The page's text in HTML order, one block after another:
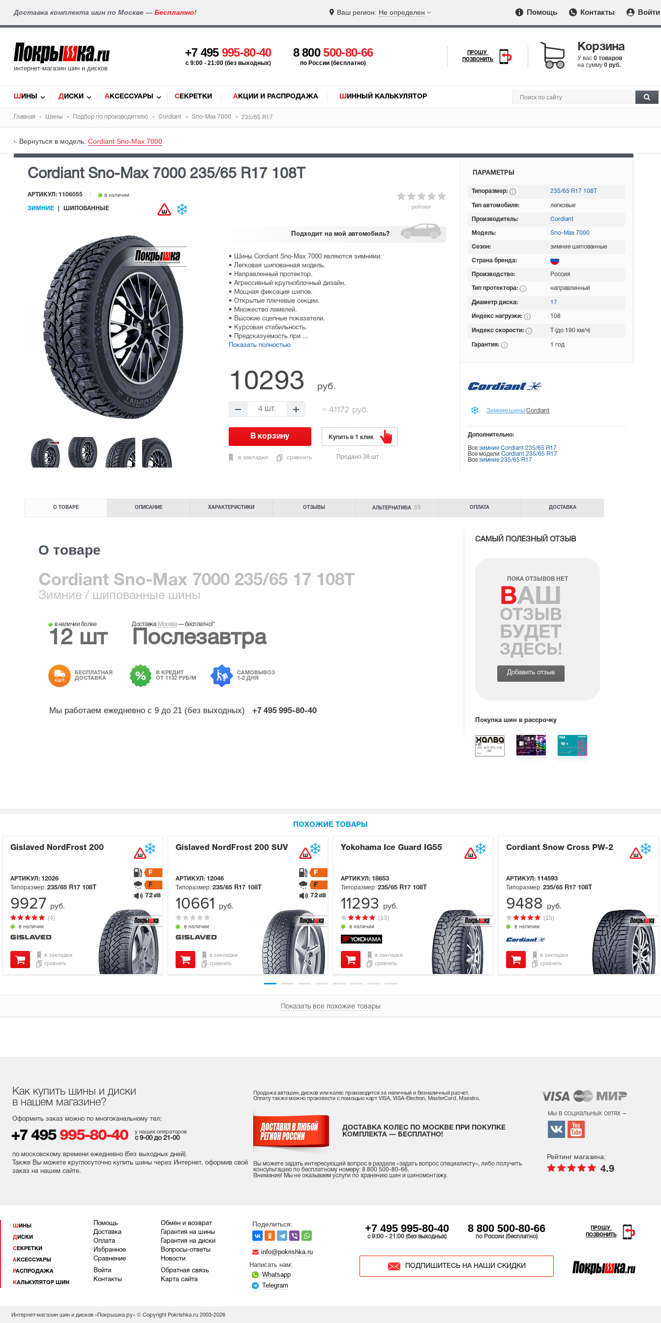
Доставка комплекта шин по Москве — Бесплатно! Ваш регион: Не определен Помощь Контакты Войти
интернет-магазин шин и дисков
+7 495 995-80-40
c 9:00 - 21:00 (без выходных)
8 800500-80-66
по России (бесплатно)
ПРОШУ
ПОЗВОНИТЬ
Корзина
У вас 0 товаров
на сумму 0 руб.
ШИНЫ ДИСКИ АКСЕССУАРЫ СЕКРЕТКИ АКЦИИ И РАСПРОДАЖА ШИННЫЙ КАЛЬКУЛЯТОР
Главная Шины Подбор по производителю Cordiant Sno-Max 7000 235/65 R17
Вернуться в модель: Cordiant Sno-Max 7000
Cordiant Sno-Max 7000 235/65 R17 108T
рейтинг
АРТИКУЛ: 1106055 в наличии
ЗИМНИЕ ШИПОВАННЫЕ
Подходит на мой автомобиль?
• Шины Cordiant Sno-Max 7000 являются зимними.
• Легковая шипованная модель.
• Направленный протектор.
• Агрессивный крупноблочный дизайн.
• Мощная фиксация шипов.
• Открытые плечевые секции.
• Множество ламелей.
• Высокие сцепные показатели.
• Курсовая стабильность.
• Предсказуемость при ...
Показать полностью
10293 руб.
4 шт. =41172 руб.
в закладки сравнить
Купить в 1 клик
Продано 38 шт.
ПАРАМЕТРЫ
Типоразмер: 235/65 R17 108T
Тип автомобиля: легковые
Производитель: Cordiant
Модель: Sno-Max 7000
Сезон: зимние шипованные
Страна бренда:
Производство: Россия
Тип протектора: направленный
Диаметр диска: 17
Индекс нагрузки: 108
Индекс скорости: T (до 190 км/ч)
Гарантия: 1 год
Зимние шины Cordiant
Дополнительно:
Всезимние Cordiant 235/65 R17
Все моделиCordiant 235/65 R17
Всезимние 235/65 R17
О ТОВАРЕ ОПИСАНИЕ ХАРАКТЕРИСТИКИ ОТЗЫВЫ АЛЬТЕРНАТИВА 55 ОПЛАТА ДОСТАВКА
О товаре
Cordiant Sno-Max 7000 235/65 17 108T
Зимние / шипованные шины
в наличии более
12 шт
Доставка: Москва—бесплатно!*
Послезавтра
4 ШТ.
БЕСПЛАТНАЯ
ДОСТАВКА
В КРЕДИТ
ОТ 1132 РУБ/М
САМОВЫВОЗ
1-2 ДНЯ
Мы работаем ежедневно с 9 до 21 (без выходных) +7 495 995-80-40
САМЫЙ ПОЛЕЗНЫЙ ОТЗЫВ
ПОКА ОТЗЫВОВ НЕТ
ВАШ
ОТЗЫВ
БУДЕТ
ЗДЕСЬ!
Добавить отзыв
Покупка шин в рассрочку
ПОХОЖИЕ ТОВАРЫ
Gislaved NordFrost 200
АРТИКУЛ: 12026
в наличии
(4)
Типоразмер: 235/65 R17 108T
F
F
72 dB
в закладки
сравнить
9927 руб.
Gislaved NordFrost 200 SUV
АРТИКУЛ: 12046
в наличии
Типоразмер: 235/65 R17 108T
F
F
72 dB
в закладки
сравнить
10661 руб.
Yokohama Ice Guard IG55
АРТИКУЛ: 18653
в наличии
(13)
Типоразмер: 235/65 R17 108T
в закладки
сравнить
11293 руб.
Cordiant Snow Cross PW-2
АРТИКУЛ: 114593
в наличии
(15)
Типоразмер: 235/65 R17 108T
в закладки
сравнить
9488 руб.
Показать все похожие товары
Как купить шины и диски
в нашем магазине?
Оформить заказ можно по многоканальному тел:
+7 495 995-80-40 у наших операторов
с 9-00 до 21-00
по московскому времени ежедневно (без выходных дней).
Также Вы можете круглосуточно купить шины через Интернет, оформив свой
заказ на нашем сайте.
Продажа автошин, дисков или колес производится за наличный и безналичный расчет.
Оплату также можно произвести с помощью карт VISA, VISA-Electron, MasterCard, Maestro.
ДОСТАВКА КОЛЕС ПО МОСКВЕ ПРИ ПОКУПКЕ
КОМПЛЕКТА — БЕСПЛАТНО!
Вы можете задать интересующий вопрос в разделе «задать вопрос специалисту», либо получить
консультацию по бесплатному номеру: 8 800 500-80-66.
Внимание! Мы не оказываем услуги по хранению шин и шиномонтажу.
мы в социальных сетях –
Рейтинг магазина:
4.9
ШИНЫ
ДИСКИ
СЕКРЕТКИ
АКСЕССУАРЫ
РАСПРОДАЖА
КАЛЬКУЛЯТОР ШИН
Помощь
Доставка
Оплата
Избранное
Сравнение
Войти
Контакты
Обмен и возврат
Гарантия на шины
Гарантия на диски
Вопросы-ответы
Новости
Обратная связь
Карта сайта
Поделиться:
info@pokrishka.ru
Написать нам:
Whatsapp
Telegram
+7 495 995-80-40
c 9:00 - 21:00 (без выходных)
8 800 500-80-66
по России (бесплатно)
ПОДПИШИТЕСЬ НА НАШИ СКИДКИ
ПРОШУ
ПОЗВОНИТЬ
Интернет-магазин шин и дисков «Покрышка.ру» © Copyright Pokrishka.ru 2003-2026